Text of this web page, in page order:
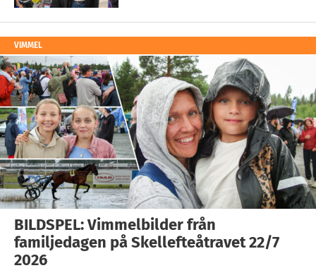
VIMMEL
BILDSPEL: Vimmelbilder från
familjedagen på Skellefteåtravet 22/7
2026